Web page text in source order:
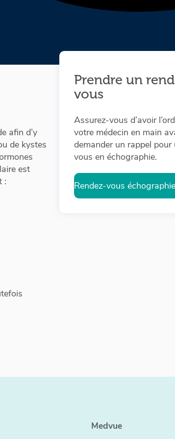
afin d’y
de kystes
est
:
Prendre un
vous
Assurez-vous d’avoir
votre médecin en main
demander un rappel pour
vous en échographie.
Rendez-vous échographie
Medvue